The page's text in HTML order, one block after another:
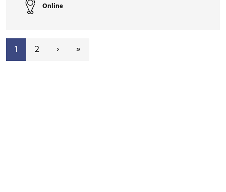
Online
PAGINIERUNG
Aktuelle Seite
1 Seite
2 Nächste Seite
› Letzte Seite
»